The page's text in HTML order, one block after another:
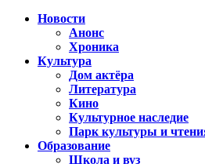
Новости
Анонс
Хроника
Культура
Дом актёра
Литература
Кино
Культурное наследие
Парк культуры и
Образование
Школа и вуз